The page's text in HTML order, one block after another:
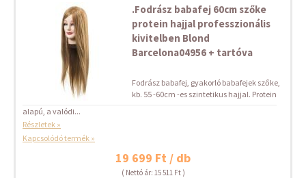
.Fodrász babafej 60cm szőke
protein hajjal professzionális
kivitelben Blond
Barcelona04956 + tartóva
Fodrász babafej, gyakorló babafejek szőke,
kb. 55 -60cm -es szintetikus hajjal. Protein
alapú, a valódi...
Részletek »
Kapcsolódó termék »
19 699 Ft / db
( Nettó ár: 15 511 Ft )